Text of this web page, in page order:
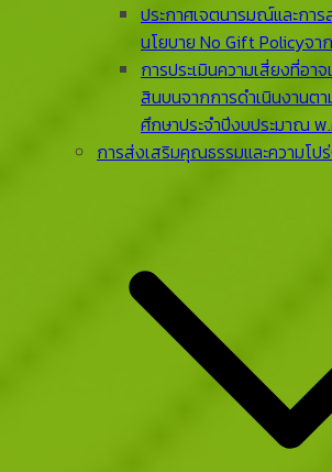
ประกาศเจตนารมณ์และกา
นโยบาย No Gift Policyจ
การประเมินความเสี่ยงที่อา
สินบนจากการดําเนินงานต
ศึกษาประจําปีงบประมาณ พ
การส่งเสริมคุณธรรมและความโป